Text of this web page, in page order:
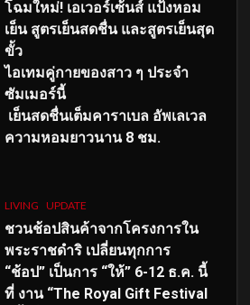
โฉมใหม่! เอเวอร์เซ้นส์ แป้งหอม
เย็น สูตรเย็นสดชื่น และสูตรเย็นสุด
ขั้ว
ไอเทมคู่กายของสาว ๆ ประจำ
ซัมเมอร์นี้
เย็นสดชื่นเต็มคาราเบล อัพเลเวล
ความหอมยาวนาน 8 ชม.
LIVING UPDATE
ชวนช้อปสินค้าจากโครงการใน
พระราชดำริ เปลี่ยนทุกการ
“ช้อป” เป็นการ “ให้” 6-12 ธ.ค. นี้
ที่ งาน “The Royal Gift Festival